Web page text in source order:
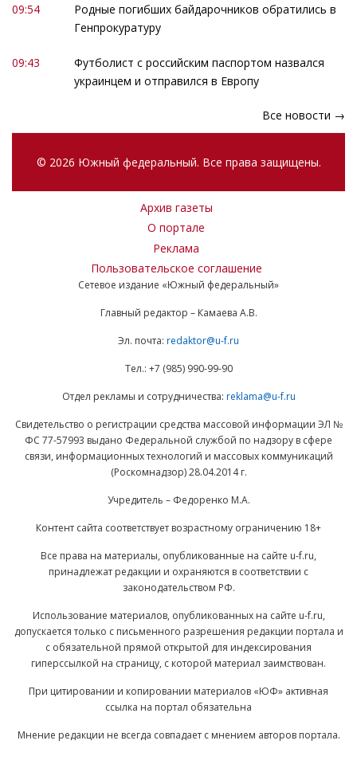
09:54
Родные погибших байдарочников обратились в
Генпрокуратуру
09:43
Футболист с российским паспортом назвался
украинцем и отправился в Европу
Все новости →
© 2026 Южный федеральный. Все права защищены.
Архив газеты
О портале
Реклама
Пользовательское соглашение
Сетевое издание «Южный федеральный»
Главный редактор – Камаева А.В.
Эл. почта: redaktor@u-f.ru
Тел.: +7 (985) 990-99-90
Отдел рекламы и сотрудничества: reklama@u-f.ru
Свидетельство о регистрации средства массовой информации ЭЛ №
ФС 77-57993 выдано Федеральной службой по надзору в сфере
связи, информационных технологий и массовых коммуникаций
(Роскомнадзор) 28.04.2014 г.
Учредитель – Федоренко М.А.
Контент сайта соответствует возрастному ограничению 18+
Все права на материалы, опубликованные на сайте u-f.ru,
принадлежат редакции и охраняются в соответствии с
законодательством РФ.
Использование материалов, опубликованных на сайте u-f.ru,
допускается только с письменного разрешения редакции портала и
с обязательной прямой открытой для индексирования
гиперссылкой на страницу, с которой материал заимствован.
При цитировании и копировании материалов «ЮФ» активная
ссылка на портал обязательна
Мнение редакции не всегда совпадает с мнением авторов портала.